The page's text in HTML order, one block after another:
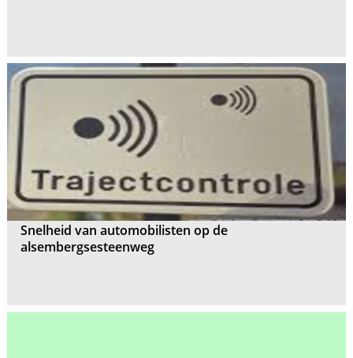
Snelheid van automobilisten op de
alsembergsesteenweg